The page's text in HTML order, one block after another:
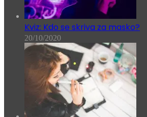
Kviz: Kdo se skriva za masko?
20/10/2020